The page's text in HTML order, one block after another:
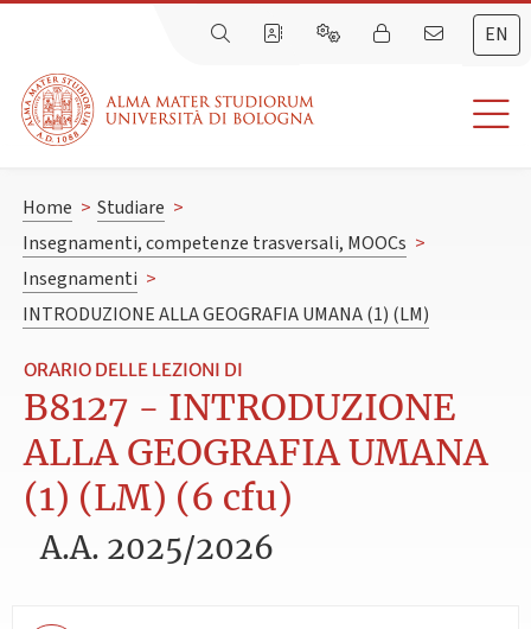
EN
Home > Studiare >
Insegnamenti, competenze trasversali, MOOCs >
Insegnamenti >
INTRODUZIONE ALLA GEOGRAFIA UMANA (1) (LM)
ORARIO DELLE LEZIONI DI
B8127 - INTRODUZIONE
ALLA GEOGRAFIA UMANA
(1) (LM) (6 cfu)
A.A. 2025/2026